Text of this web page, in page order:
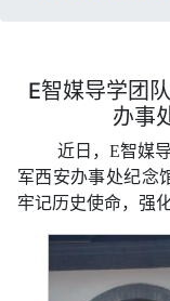
E智媒导学团
办事
近日，E智媒
军西安办事处纪念
牢记历史使命，强